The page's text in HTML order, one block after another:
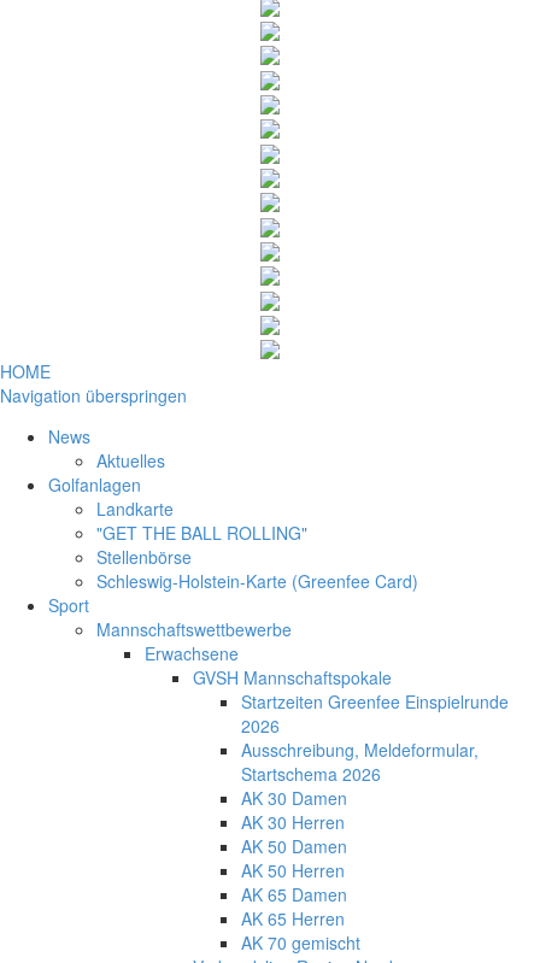
HOME
Navigation überspringen
News
Aktuelles
Golfanlagen
Landkarte
"GET THE BALL ROLLING"
Stellenbörse
Schleswig-Holstein-Karte (Greenfee Card)
Sport
Mannschaftswettbewerbe
Erwachsene
GVSH Mannschaftspokale
Startzeiten Greenfee Einspielrunde
2026
Ausschreibung, Meldeformular,
Startschema 2026
AK 30 Damen
AK 30 Herren
AK 50 Damen
AK 50 Herren
AK 65 Damen
AK 65 Herren
AK 70 gemischt